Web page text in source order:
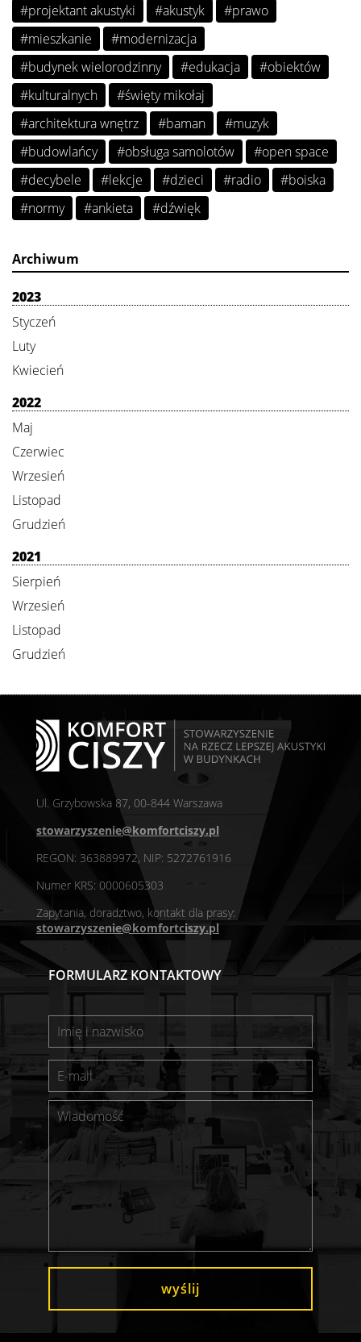
#projektant akustyki
#akustyk
#prawo
#mieszkanie
#modernizacja
#budynek wielorodzinny
#edukacja
#obiektów
#kulturalnych
#święty mikołaj
#architektura wnętrz
#baman
#muzyk
#budowlańcy
#obsługa samolotów
#open space
#decybele
#lekcje #dzieci #radio
#boiska
#normy
#ankieta #dźwięk
Archiwum
2023
Styczeń
Luty
Kwiecień
2022
Maj
Czerwiec
Wrzesień
Listopad
Grudzień
2021
Sierpień
Wrzesień
Listopad
Grudzień
Ul. Grzybowska 87, 00-844 Warszawa
stowarzyszenie@komfortciszy.pl
REGON: 363889972, NIP: 5272761916
Numer KRS: 0000605303
Zapytania, doradztwo, kontakt dla prasy:
stowarzyszenie@komfortciszy.pl
FORMULARZ KONTAKTOWY
wyślij